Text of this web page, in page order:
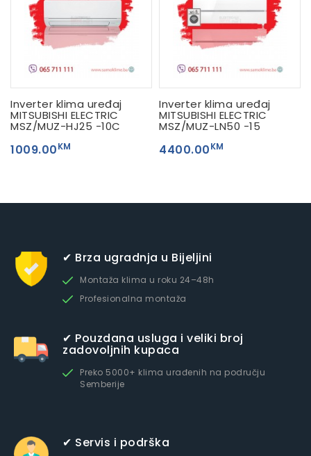
Inverter klima uređaj
MITSUBISHI ELECTRIC
MSZ/MUZ-HJ25 -10C
1009.00KM
Inverter klima uređaj
MITSUBISHI ELECTRIC
MSZ/MUZ-LN50 -15
4400.00KM
✔ Brza ugradnja u Bijeljini
Montaža klima u roku 24–48h
Profesionalna montaža
✔ Pouzdana usluga i veliki broj
zadovoljnih kupaca
Preko 5000+ klima urađenih na području
Semberije
✔ Servis i podrška